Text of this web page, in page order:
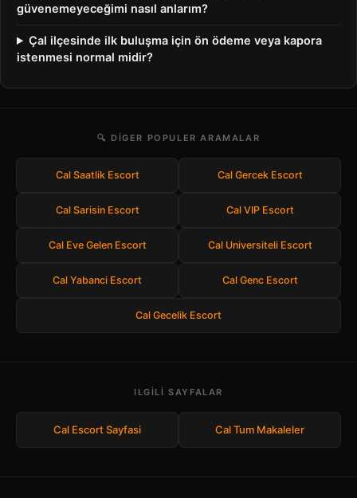
güvenemeyeceğimi nasıl anlarım?
Çal ilçesinde ilk buluşma için ön ödeme veya kapora
istenmesi normal midir?
🔍 DIGER POPULER ARAMALAR
Cal Saatlik Escort Cal Gercek Escort
Cal Sarisin Escort Cal VIP Escort
Cal Eve Gelen Escort Cal Universiteli Escort
Cal Yabanci Escort Cal Genc Escort
Cal Gecelik Escort
ILGILI SAYFALAR
Cal Escort Sayfasi Cal Tum Makaleler